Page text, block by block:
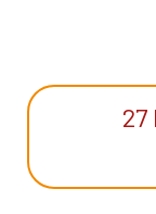
27